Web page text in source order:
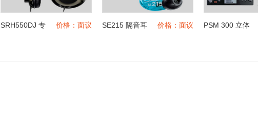
SRH550DJ 专
价格：面议
SE215 隔音耳
价格：面议
PSM 300 立体